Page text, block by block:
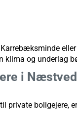
eller
klima og underlag
i
private boligejere,